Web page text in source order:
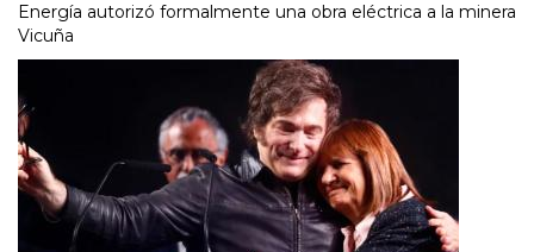
Energía autorizó formalmente una obra eléctrica a la minera
Vicuña